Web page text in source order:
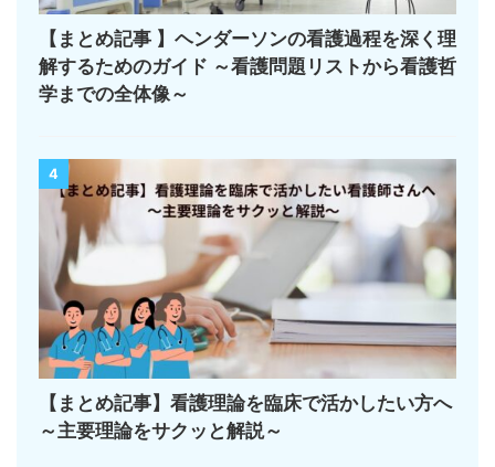
【まとめ記事 】ヘンダーソンの看護過程を深く理
解するためのガイド ～看護問題リストから看護哲
学までの全体像～
4
【まとめ記事】看護理論を臨床で活かしたい方へ
～主要理論をサクッと解説～